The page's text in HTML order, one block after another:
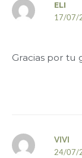
ELI
17/07/
Gracias por tu
VIVI
24/07/